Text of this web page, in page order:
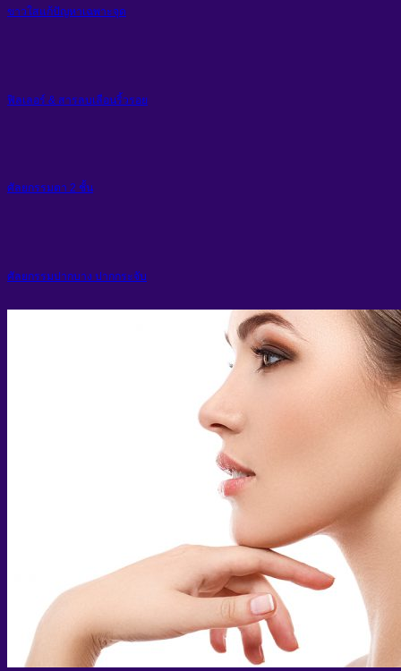
ขาวใสแก้ปัญหาเฉพาะจุด
ฟิลเลอร์ & สารลบเลือนริ้วรอย
ศัลยกรรมตา 2 ชั้น
ศัลยกรรมปากบาง ปากกระจับ